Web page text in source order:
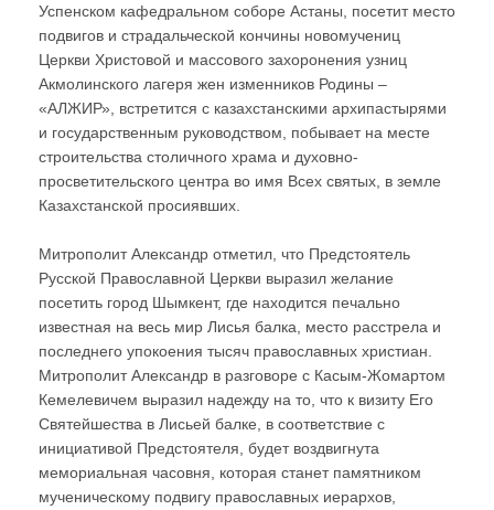
Успенском кафедральном соборе Астаны, посетит место
подвигов и страдальческой кончины новомучениц
Церкви Христовой и массового захоронения узниц
Акмолинского лагеря жен изменников Родины –
«АЛЖИР», встретится с казахстанскими архипастырями
и государственным руководством, побывает на месте
строительства столичного храма и духовно-
просветительского центра во имя Всех святых, в земле
Казахстанской просиявших.
Митрополит Александр отметил, что Предстоятель
Русской Православной Церкви выразил желание
посетить город Шымкент, где находится печально
известная на весь мир Лисья балка, место расстрела и
последнего упокоения тысяч православных христиан.
Митрополит Александр в разговоре с Касым-Жомартом
Кемелевичем выразил надежду на то, что к визиту Его
Святейшества в Лисьей балке, в соответствие с
инициативой Предстоятеля, будет воздвигнута
мемориальная часовня, которая станет памятником
мученическому подвигу православных иерархов,